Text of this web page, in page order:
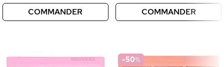
COMMANDER COMMANDER
-50%